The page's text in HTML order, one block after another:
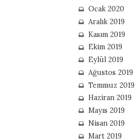
Ocak 2020
Aralık 2019
Kasım 2019
Ekim 2019
Eylül 2019
Ağustos 2019
Temmuz 2019
Haziran 2019
Mayıs 2019
Nisan 2019
Mart 2019